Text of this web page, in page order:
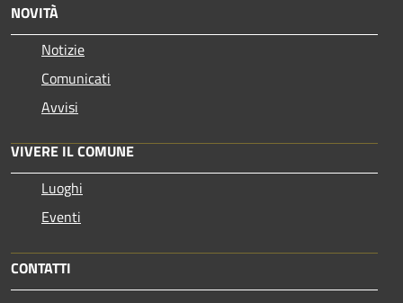
NOVITÀ
Notizie
Comunicati
Avvisi
VIVERE IL COMUNE
Luoghi
Eventi
CONTATTI